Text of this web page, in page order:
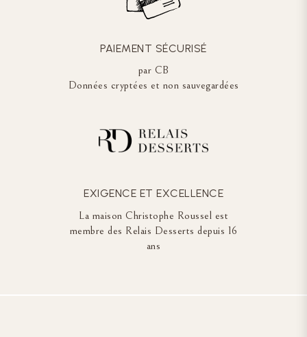
PAIEMENT SÉCURISÉ
par CB
Données cryptées et non sauvegardées
EXIGENCE ET EXCELLENCE
La maison Christophe Roussel est
membre des Relais Desserts depuis 16
ans